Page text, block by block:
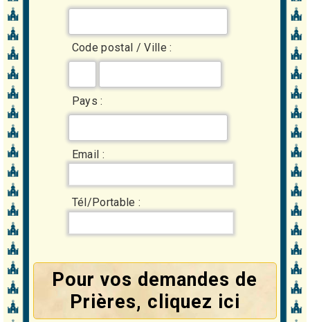
Code postal / Ville :
Pays :
Email :
Tél/Portable :
Pour vos demandes de
Prières, cliquez ici